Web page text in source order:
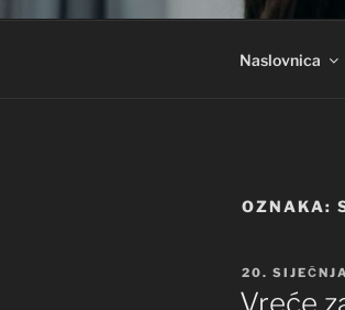
Naslovnica
OZNAKA:
OBJAVLJENO
20.
Vreće